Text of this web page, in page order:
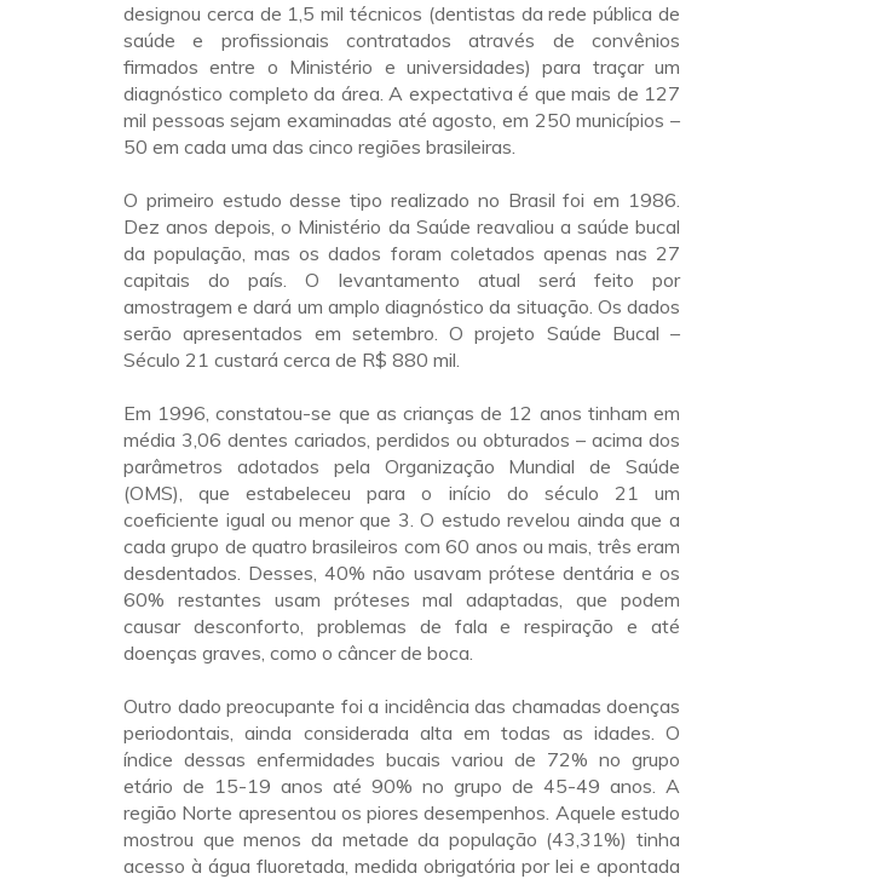
designou cerca de 1,5 mil técnicos (dentistas da rede pública de
saúde e profissionais contratados através de convênios
firmados entre o Ministério e universidades) para traçar um
diagnóstico completo da área. A expectativa é que mais de 127
mil pessoas sejam examinadas até agosto, em 250 municípios –
50 em cada uma das cinco regiões brasileiras.
O primeiro estudo desse tipo realizado no Brasil foi em 1986.
Dez anos depois, o Ministério da Saúde reavaliou a saúde bucal
da população, mas os dados foram coletados apenas nas 27
capitais do país. O levantamento atual será feito por
amostragem e dará um amplo diagnóstico da situação. Os dados
serão apresentados em setembro. O projeto Saúde Bucal –
Século 21 custará cerca de R$ 880 mil.
Em 1996, constatou-se que as crianças de 12 anos tinham em
média 3,06 dentes cariados, perdidos ou obturados – acima dos
parâmetros adotados pela Organização Mundial de Saúde
(OMS), que estabeleceu para o início do século 21 um
coeficiente igual ou menor que 3. O estudo revelou ainda que a
cada grupo de quatro brasileiros com 60 anos ou mais, três eram
desdentados. Desses, 40% não usavam prótese dentária e os
60% restantes usam próteses mal adaptadas, que podem
causar desconforto, problemas de fala e respiração e até
doenças graves, como o câncer de boca.
Outro dado preocupante foi a incidência das chamadas doenças
periodontais, ainda considerada alta em todas as idades. O
índice dessas enfermidades bucais variou de 72% no grupo
etário de 15-19 anos até 90% no grupo de 45-49 anos. A
região Norte apresentou os piores desempenhos. Aquele estudo
mostrou que menos da metade da população (43,31%) tinha
acesso à água fluoretada, medida obrigatória por lei e apontada